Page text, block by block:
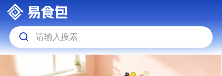
请输入搜索